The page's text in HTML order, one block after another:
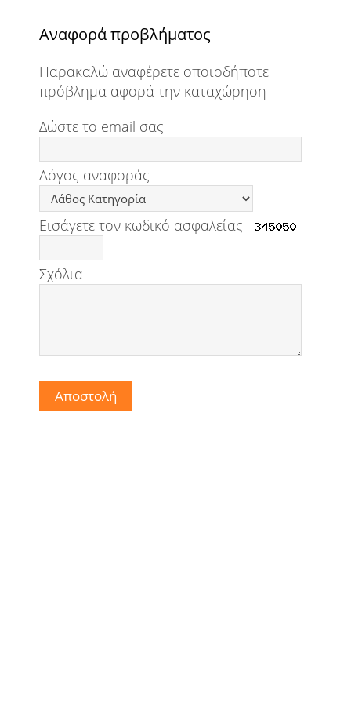
Αναφορά προβλήματος
Παρακαλώ αναφέρετε οποιοδήποτε
πρόβλημα αφορά την καταχώρηση
Δώστε το email σας
Λόγος αναφοράς
Εισάγετε τον κωδικό ασφαλείας
Σχόλια